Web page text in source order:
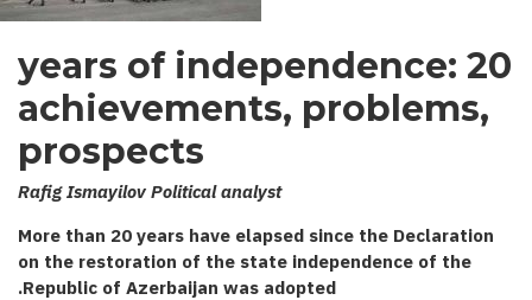
20 years of independence:
achievements, problems,
prospects
Rafig Ismayilov Political analyst
More than 20 years have elapsed since the Declaration
on the restoration of the state independence of the
Republic of Azerbaijan was adopted.